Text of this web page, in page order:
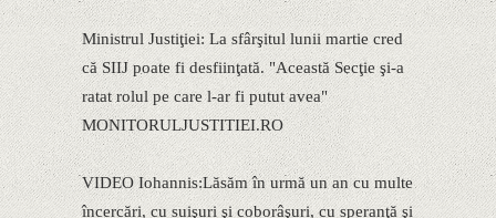
Ministrul Justiţiei: La sfârşitul lunii martie cred
că SIIJ poate fi desfiinţată. "Această Secţie şi-a
ratat rolul pe care l-ar fi putut avea"
MONITORULJUSTITIEI.RO
VIDEO Iohannis:Lăsăm în urmă un an cu multe
încercări, cu suişuri şi coborâşuri, cu speranţă şi